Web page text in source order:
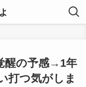
醒の予感→1年
打つ気がしま